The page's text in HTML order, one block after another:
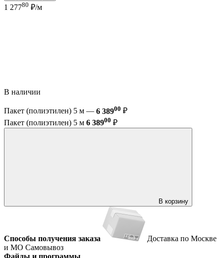
1 27780 ₽/м
В наличии
Пакет (полиэтилен) 5 м — 6 38900 ₽
Пакет (полиэтилен) 5 м 6 38900 ₽
В корзину
Способы получения заказа
Доставка по Москве
и МО Самовывоз
Файлы и программы